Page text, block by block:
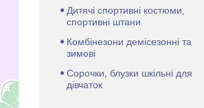
Дитячі спортивні костюми,
спортивні штани
Комбінезони демісезонні та
зимові
Сорочки, блузки шкільні для
дівчаток